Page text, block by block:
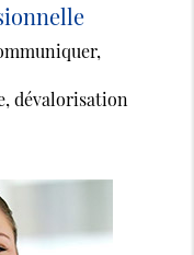
dévalorisation